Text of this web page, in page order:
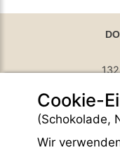
GPS
GPS
E-mail
Cookie-
(Schokolade,
Wir